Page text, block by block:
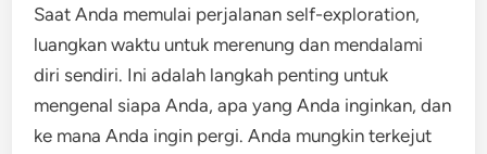
Saat Anda memulai perjalanan self-exploration,
luangkan waktu untuk merenung dan mendalami
diri sendiri. Ini adalah langkah penting untuk
mengenal siapa Anda, apa yang Anda inginkan, dan
ke mana Anda ingin pergi. Anda mungkin terkejut